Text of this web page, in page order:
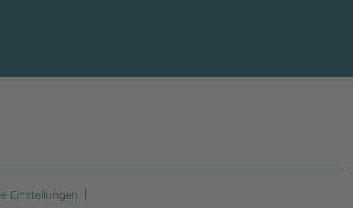
Einstellungen |